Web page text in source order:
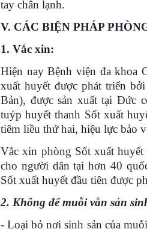
tay chân lạnh.
V. CÁC BIỆN PHÁP
1. Vắc xin:
Hiện nay Bệnh viện đa khoa
xuất huyết được phát triển
Bản), được sản xuất tại Đức
tuýp huyết thanh Sốt xuất
tiêm liều thứ hai, hiệu lực bảo
Vắc xin phòng Sốt xuất huyết
cho người dân tại hơn 40
Sốt xuất huyết đầu tiên được
2. Không để muỗi vằn sản
- Loại bỏ nơi sinh sản của